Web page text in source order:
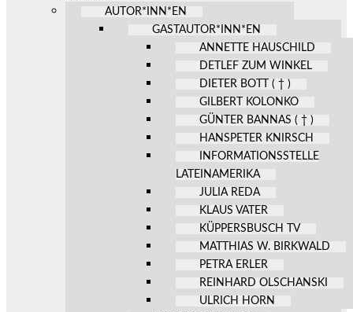
AUTOR*INN*EN
GASTAUTOR*INN*EN
ANNETTE HAUSCHILD
DETLEF ZUM WINKEL
DIETER BOTT ( † )
GILBERT KOLONKO
GÜNTER BANNAS ( † )
HANSPETER KNIRSCH
INFORMATIONSSTELLE
LATEINAMERIKA
JULIA REDA
KLAUS VATER
KÜPPERSBUSCH TV
MATTHIAS W. BIRKWALD
PETRA ERLER
REINHARD OLSCHANSKI
ULRICH HORN